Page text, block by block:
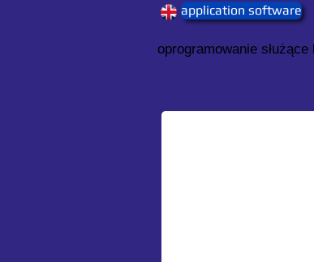
application software
oprogramowanie